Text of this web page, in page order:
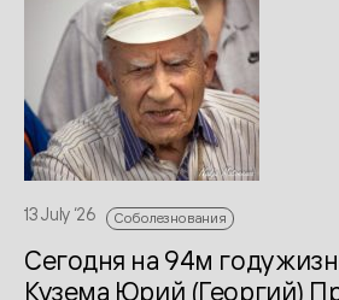
13 July ‘26 Соболезнования
Сегодня на 94м году
Кузема Юрий (Георгий)